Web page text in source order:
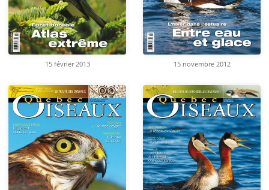
15 février 2013 15 novembre 2012